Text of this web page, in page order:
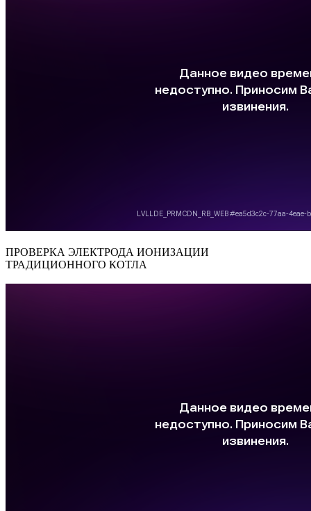
ПРОВЕРКА ЭЛЕКТРОДА ИОНИЗАЦИИ
ТРАДИЦИОННОГО КОТЛА